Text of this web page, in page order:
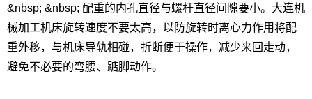
&nbsp; &nbsp; 配重的内孔直径与螺杆直径间隙要小。大连机
械加工机床旋转速度不要太高，以防旋转时离心力作用将配
重外移，与机床导轨相碰，折断便于操作，减少来回走动，
避免不必要的弯腰、踮脚动作。